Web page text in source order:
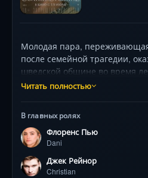
Молодая пара,
после семейной трагедии,
шведской общине во время
Первоначально очарованные
цветочные венки и
декорациями для пугающих
Флоренс Пью и Джек Рейнор
нарастающий ужас, когда
антропологический интерес
Читать полностью
В главных ролях
Флоренс Пью
Dani
Джек Рейнор
Christian